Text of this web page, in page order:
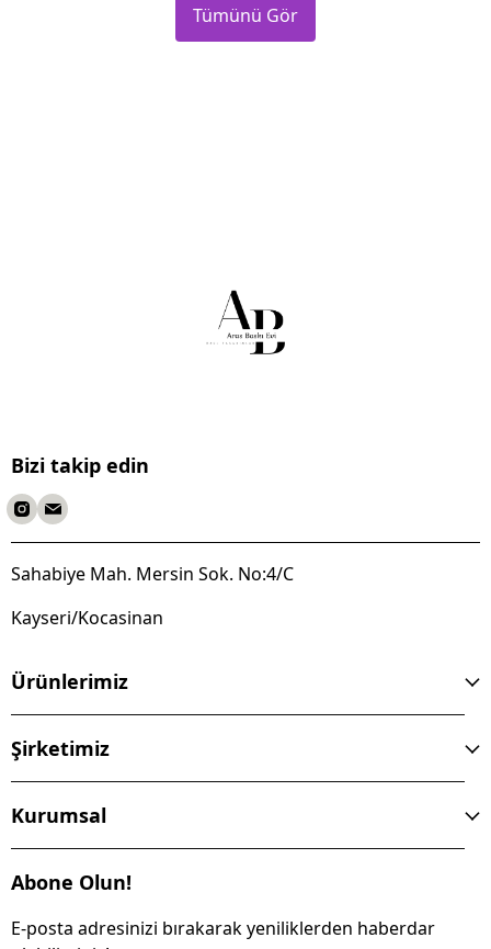
Tümünü Gör
Bizi takip edin
Sahabiye Mah. Mersin Sok. No:4/C
Kayseri/Kocasinan
Ürünlerimiz
Şirketimiz
Kurumsal
Abone Olun!
E-posta adresinizi bırakarak yeniliklerden haberdar